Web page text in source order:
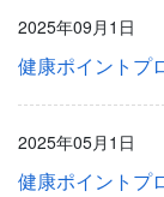
2025年09月1日
2025年05月1日